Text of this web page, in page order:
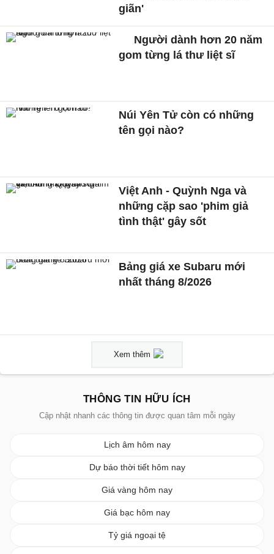
giãn'
Người dành hơn 20 năm
gom từng lá thư liệt sĩ
Núi Yên Tử còn có những
tên gọi nào?
Việt Anh - Quỳnh Nga và
những cặp sao 'phim giả
tình thật' gây sốt
Bảng giá xe Subaru mới
nhất tháng 8/2026
Xem thêm
THÔNG TIN HỮU ÍCH
Cập nhật nhanh các thông tin được quan tâm mỗi ngày
Lịch âm hôm nay
Dự báo thời tiết hôm nay
Giá vàng hôm nay
Giá bạc hôm nay
Tỷ giá ngoại tệ